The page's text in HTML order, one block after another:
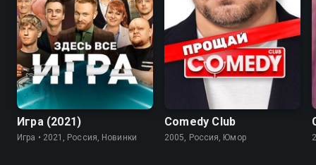
7.8
Игра (2021)
Игра • 2021, Россия, Новинки
Comedy Club
2005, Россия, Юмор